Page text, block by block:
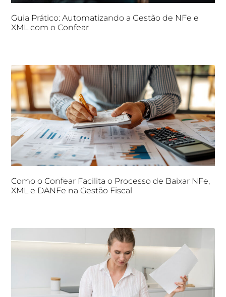
Guia Prático: Automatizando a Gestão de NFe e
XML com o Confear
Como o Confear Facilita o Processo de Baixar NFe,
XML e DANFe na Gestão Fiscal